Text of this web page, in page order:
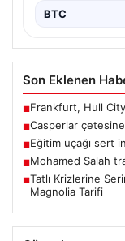
BTC
Son Eklenen
■Frankfurt, Hull
■Casperlar
■Eğitim uçağı sert
■Mohamed Salah
■Tatlı Krizlerine
Magnolia Tarifi